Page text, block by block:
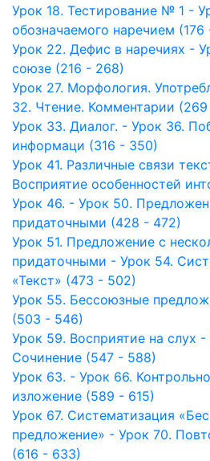
Урок 18. Тестирование № 1 -
обозначаемого наречием (176
Урок 22. Дефис в наречиях -
союзе (216 - 268)
Урок 27. Морфология.
32. Чтение. Комментарии (269
Урок 33. Диалог. - Урок 36.
информаци (316 - 350)
Урок 41. Различные связи
Восприятие особенностей
Урок 46. - Урок 50.
придаточными (428 - 472)
Урок 51. Предложение с
придаточными - Урок 54.
«Текст» (473 - 502)
Урок 55. Бессоюзные
(503 - 546)
Урок 59. Восприятие на слух
Сочинение (547 - 588)
Урок 63. - Урок 66.
изложение (589 - 615)
Урок 67. Систематизация
предложение» - Урок 70.
(616 - 633)